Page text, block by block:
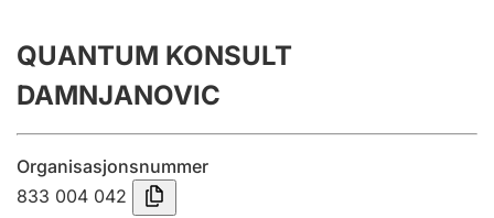
Årsrekneskap
Innsending og forseinkingsgebyr
Tinglysing
QUANTUM KONSULT
DAMNJANOVIC
Organisasjonsnummer
833 004 042